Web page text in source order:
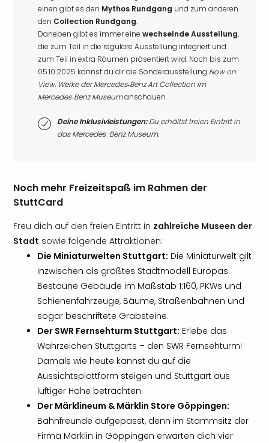
einen gibt es den Mythos Rundgang und zum anderen
den Collection Rundgang.
Daneben gibt es immer eine wechselnde Ausstellung,
die zum Teil in die reguläre Ausstellung integriert und
zum Teil in extra Räumen präsentiert wird. Noch bis zum
05.10.2025 kannst du dir die Sonderausstellung Now on
View. Werke der Mercedes‑Benz Art Collection im
Mercedes‑Benz Museumanschauen.
Deine Inklusivleistungen:Du erhältst freien Eintritt in
das Mercedes-Benz Museum.
Noch mehr Freizeitspaß im Rahmen der
StuttCard
Freu dich auf den freien Eintritt in zahlreiche Museen der
Stadt sowie folgende Attraktionen:
Die Miniaturwelten Stuttgart: Die Miniaturwelt gilt
inzwischen als größtes Stadtmodell Europas.
Bestaune Gebäude im Maßstab 1:160, PKWs und
Schienenfahrzeuge, Bäume, Straßenbahnen und
sogar beschriftete Grabsteine.
Der SWR Fernsehturm Stuttgart: Erlebe das
Wahrzeichen Stuttgarts – den SWR Fernsehturm!
Damals wie heute kannst du auf die
Aussichtsplattform steigen und Stuttgart aus
luftiger Höhe betrachten.
Der Märklineum & Märklin Store Göppingen:
Bahnfreunde aufgepasst, denn im Stammsitz der
Firma Märklin in Göppingen erwarten dich vier